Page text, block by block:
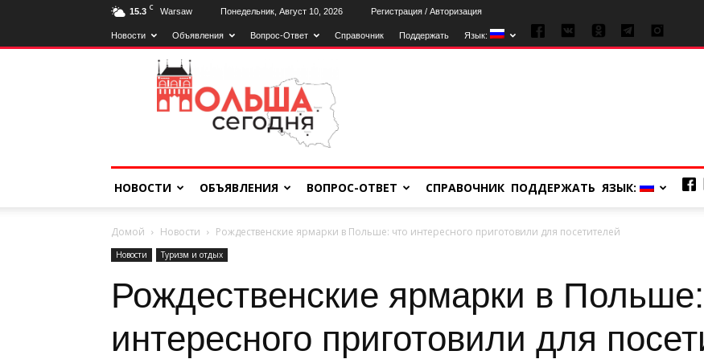
15.3 C Warsaw Понедельник, Август 10, 2026 Регистрация / Авторизация
Новости Объявления Вопрос-Ответ Справочник Поддержать Язык:
Польща
Сьогодні
НОВОСТИ ОБЪЯВЛЕНИЯ ВОПРОС-ОТВЕТ СПРАВОЧНИК ПОДДЕРЖАТЬ ЯЗЫК:
Домой Новости Рождественские ярмарки в Польше: что интересного приготовили для посетителей
Новости Туризм и отдых
Рождественские ярмарки в
интересного приготовили для